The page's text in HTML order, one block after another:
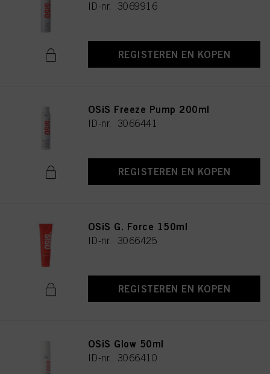
ID-nr. 3069916
REGISTEREN EN KOPEN
OSiS Freeze Pump 200ml
ID-nr. 3066441
REGISTEREN EN KOPEN
OSiS G. Force 150ml
ID-nr. 3066425
REGISTEREN EN KOPEN
OSiS Glow 50ml
ID-nr. 3066410